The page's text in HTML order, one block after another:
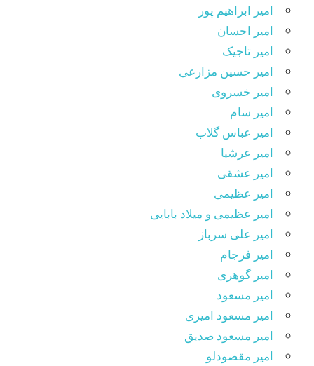
امیر ابراهیم پور
امیر احسان
امیر تاجیک
امیر حسین مزارعی
امیر خسروی
امیر سام
امیر عباس گلاب
امیر عرشیا
امیر عشقی
امیر عظیمی
امیر عظیمی و میلاد بابایی
امیر علی سرباز
امیر فرجام
امیر گوهری
امیر مسعود
امیر مسعود امیری
امیر مسعود صدیق
امیر مقصودلو